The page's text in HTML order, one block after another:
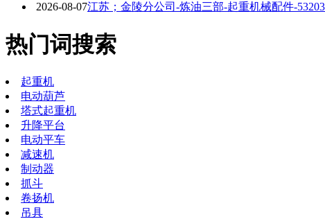
2026-08-07江苏；金陵分公司-炼油三部-起重机械配件-
热门词搜索
起重机
电动葫芦
塔式起重机
升降平台
电动平车
减速机
制动器
抓斗
卷扬机
吊具